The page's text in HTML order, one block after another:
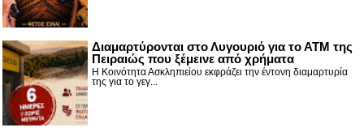
Διαμαρτύρονται στο Λυγουριό για το ΑΤΜ της
Πειραιώς που ξέμεινε από χρήματα
Η Κοινότητα Ασκληπιείου εκφράζει την έντονη διαμαρτυρία
της για το γεγ...